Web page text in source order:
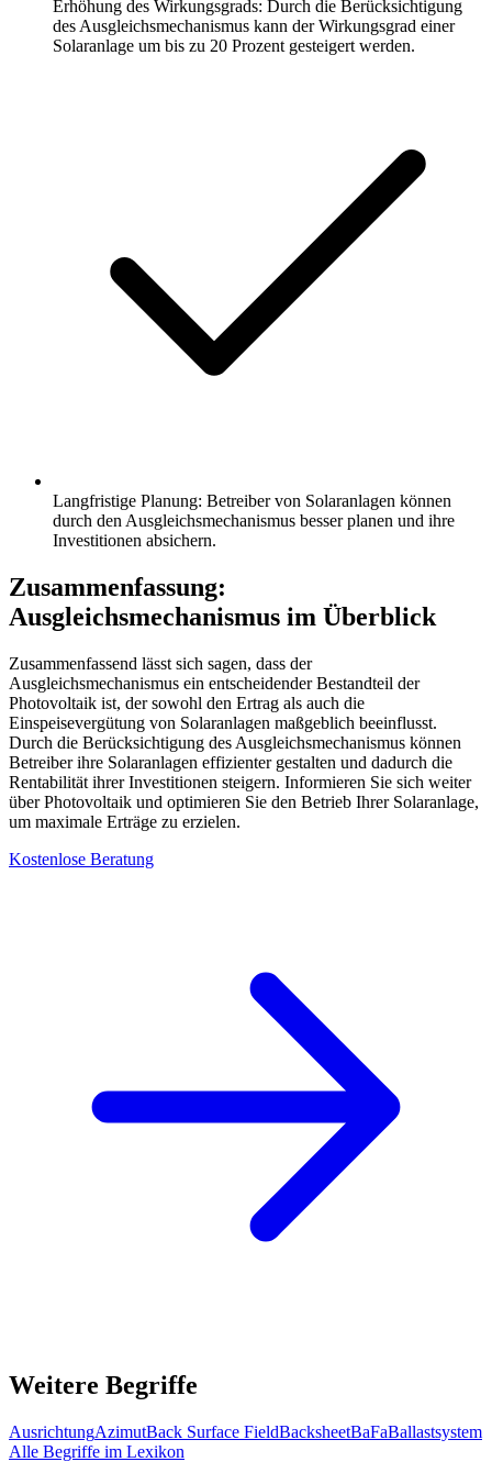
Erhöhung des Wirkungsgrads: Durch die Berücksichtigung
des Ausgleichsmechanismus kann der Wirkungsgrad einer
Solaranlage um bis zu 20 Prozent gesteigert werden.
Langfristige Planung: Betreiber von Solaranlagen können
durch den Ausgleichsmechanismus besser planen und ihre
Investitionen absichern.
Zusammenfassung:
Ausgleichsmechanismus im Überblick
Zusammenfassend lässt sich sagen, dass der
Ausgleichsmechanismus ein entscheidender Bestandteil der
Photovoltaik ist, der sowohl den Ertrag als auch die
Einspeisevergütung von Solaranlagen maßgeblich beeinflusst.
Durch die Berücksichtigung des Ausgleichsmechanismus können
Betreiber ihre Solaranlagen effizienter gestalten und dadurch die
Rentabilität ihrer Investitionen steigern. Informieren Sie sich weiter
über Photovoltaik und optimieren Sie den Betrieb Ihrer Solaranlage,
um maximale Erträge zu erzielen.
Kostenlose Beratung
Weitere Begriffe
AusrichtungAzimutBack Surface FieldBacksheetBaFaBallastsystem
Alle Begriffe im Lexikon